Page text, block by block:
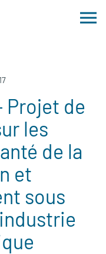
Projet de
les
de la
et
sous